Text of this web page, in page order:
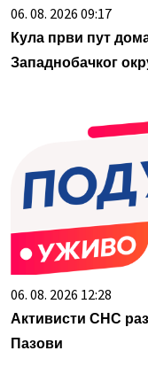
06. 08. 2026 09:17
Кула први пут
Западнобачког
06. 08. 2026 12:28
Активисти СНС
Пазови